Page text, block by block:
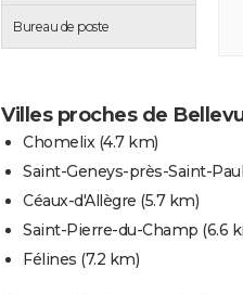
Bureau de poste
Villes proches de
Chomelix (4.7 km)
Saint-Geneys-près-Saint-
Céaux-d'Allègre (5.7 km)
Saint-Pierre-du-Champ (6.6
Félines (7.2 km)